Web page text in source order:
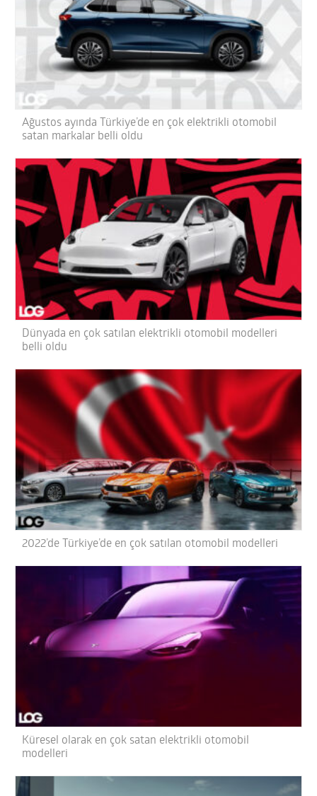
Ağustos ayında Türkiye’de en çok elektrikli otomobil
satan markalar belli oldu
Dünyada en çok satılan elektrikli otomobil modelleri
belli oldu
2022’de Türkiye’de en çok satılan otomobil modelleri
Küresel olarak en çok satan elektrikli otomobil
modelleri